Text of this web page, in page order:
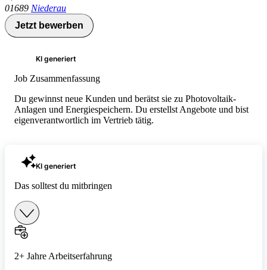
01689 Niederau
Jetzt bewerben
KI generiert
Job Zusammenfassung
Du gewinnst neue Kunden und berätst sie zu Photovoltaik-
Anlagen und Energiespeichern. Du erstellst Angebote und bist
eigenverantwortlich im Vertrieb tätig.
KI generiert
Das solltest du mitbringen
2+ Jahre Arbeitserfahrung